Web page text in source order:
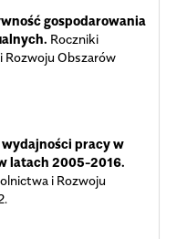
gospodarowania
Roczniki
Rozwoju Obszarów
pracy w
latach 2005-2016.
i Rozwoju